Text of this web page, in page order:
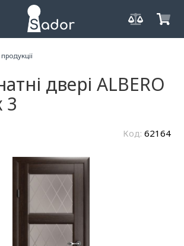
двері ALBERO
3
Код: 62164